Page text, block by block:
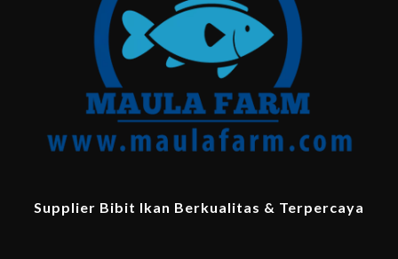
Supplier Bibit Ikan Berkualitas & Terpercaya